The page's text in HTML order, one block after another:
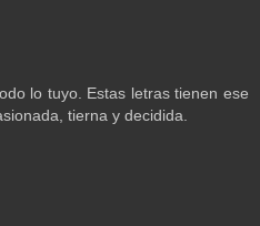
lo tuyo. Estas letras tienen ese
tierna y decidida.